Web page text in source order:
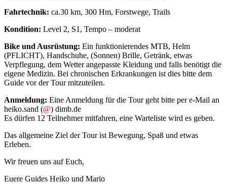
Fahrtechnik: ca.30 km, 300 Hm, Forstwege, Trails
Kondition: Level 2, S1, Tempo – moderat
Bike und Ausrüstung: Ein funktionierendes MTB, Helm
(PFLICHT), Handschuhe, (Sonnen) Brille, Getränk, etwas
Verpflegung, dem Wetter angepasste Kleidung und falls benötigt die
eigene Medizin. Bei chronischen Erkrankungen ist dies bitte dem
Guide vor der Tour mitzuteilen.
Anmeldung: Eine Anmeldung für die Tour geht bitte per e-Mail an
heiko.sand (@) dimb.de
Es dürfen 12 Teilnehmer mitfahren, eine Warteliste wird es geben.
Das allgemeine Ziel der Tour ist Bewegung, Spaß und etwas
Erleben.
Wir freuen uns auf Euch,
Euere Guides Heiko und Mario